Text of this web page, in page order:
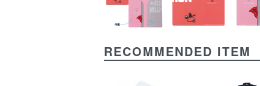
RECOMMENDED ITEM